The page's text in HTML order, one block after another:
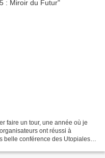
faire un tour, une année où je
ont réussi à
belle conférence des Utopiales